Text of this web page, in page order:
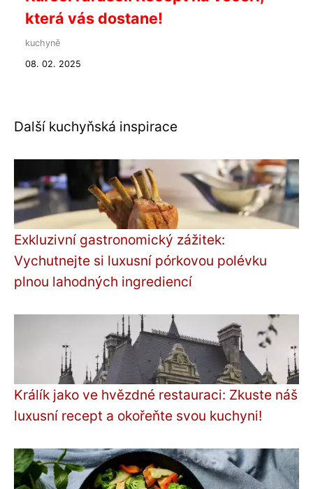
která vás dostane!
kuchyně
08. 02. 2025
Další kuchyňská inspirace
Exkluzivní gastronomický zážitek:
Vychutnejte si luxusní pórkovou polévku
plnou lahodných ingrediencí
Králík jako ve hvězdné restauraci: Zkuste náš
luxusní recept a okořeňte svou kuchyni!